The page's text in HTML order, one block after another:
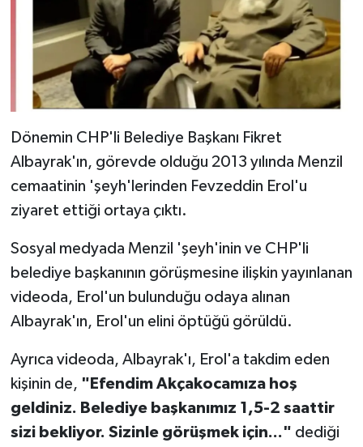
Dönemin CHP'li Belediye Başkanı Fikret
Albayrak'ın, görevde olduğu 2013 yılında Menzil
cemaatinin 'şeyh'lerinden Fevzeddin Erol'u
ziyaret ettiği ortaya çıktı.
Sosyal medyada Menzil 'şeyh'inin ve CHP'li
belediye başkanının görüşmesine ilişkin yayınlanan
videoda, Erol'un bulunduğu odaya alınan
Albayrak'ın, Erol'un elini öptüğü görüldü.
Ayrıca videoda, Albayrak'ı, Erol'a takdim eden
kişinin de, "Efendim Akçakocamıza hoş
geldiniz. Belediye başkanımız 1,5-2 saattir
sizi bekliyor. Sizinle görüşmek için..." dediği